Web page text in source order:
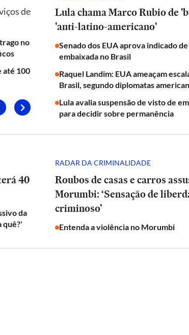
de
no
até 100
Lula chama Marco Rubio de
'anti-latino-americano'
Senado dos EUA aprova indicado
embaixada no Brasil
Raquel Landim: EUA ameaçam
Brasil, segundo diplomatas
Lula avalia suspensão de visto de
para decidir sobre permanência
40
da
quê?'
RADAR DA CRIMINALIDADE
Roubos de casas e carros
Morumbi: ‘Sensação de
criminoso’
Entenda a violência no Morumbi